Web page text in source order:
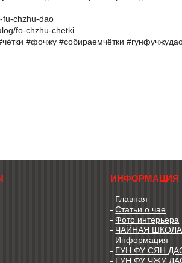
fu-chzhu-dao
fo-chzhu-chetki
#фочжу #собираемчётки
ИНФОРМАЦИЯ
Главная
Статьи о чае
Фото интерьера
ЧАЙНАЯ ШКОЛА
Информация
ГУН ФУ СЯН
ГУН ФУ ЧЖУ